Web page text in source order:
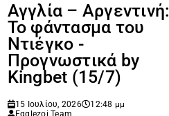
Αγγλία – Αργεντινή:
Το φάντασμα του
Ντιέγκο -
Προγνωστικά by
Kingbet (15/7)
15 Ιουλίου, 2026
12:48 μμ